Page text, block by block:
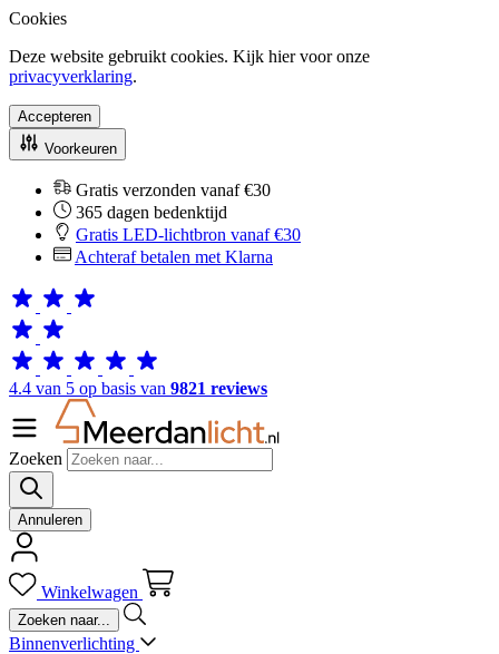
Cookies
Deze website gebruikt cookies. Kijk hier voor onze
privacyverklaring.
Accepteren
Voorkeuren
Gratis verzonden vanaf €30
365 dagen bedenktijd
Gratis LED-lichtbron vanaf €30
Achteraf betalen met Klarna
4.4 van 5 op basis van 9821 reviews
Zoeken
Annuleren
Winkelwagen
Binnenverlichting